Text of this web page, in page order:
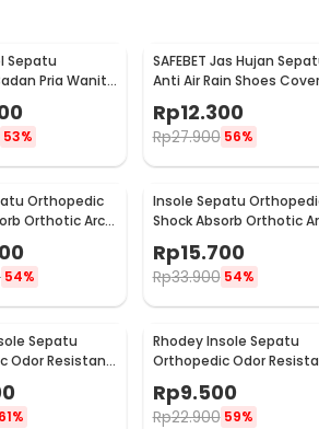
Sepatu
Pria Wanita
53%
SAFEBET Jas Hujan
Anti Air Rain Shoes Cover
PVC Non Slip Strap M 37-
- H-101
Rp12.300
Rp27.900 56%
Orthopedic
Orthotic Arch
- ZYD17
54%
Insole Sepatu
Shock Absorb Orthotic
Rp15.700
Rp33.900 54%
Sepatu
Odor Resistant
- Y3Y27
61%
Rhodey Insole Sepatu
Orthopedic Odor
Rp9.500
Rp22.900 59%